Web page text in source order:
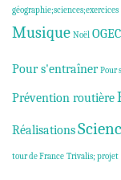
géographie;sciences;exercices
Musique Noël OGEC
Pour s'entraîner Pour
Prévention routière
Réalisations
tour de France Trivalis; projet